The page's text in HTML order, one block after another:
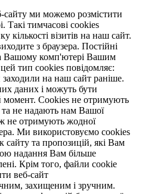
сайту ми можемо розмістити
тимчасові cookies
кількості візитів на наш сайт.
з браузера. Постійні
Вашому комп'ютері Вашим
цей тип cookies повідомляє:
на наш сайт раніше.
даних і можуть бути
момент. Сookies не отримують
та не надають нам Вашої
не отримують жодної
Ми використовуємо cookies
сайту та пропозицій, які Вам
надання Вам більше
Крім того, файли cookie
веб-сайт
захищеним і зручним.